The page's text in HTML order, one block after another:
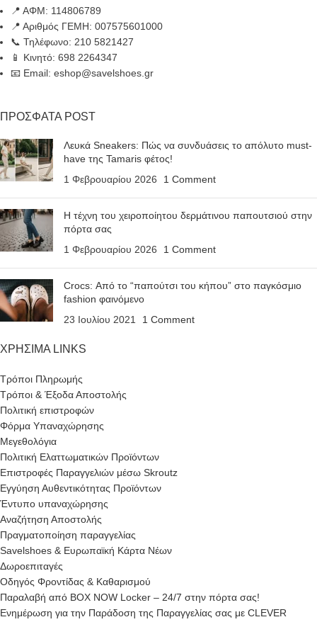
📍 ΑΦΜ: 114806789
📍 Αριθμός ΓΕΜΗ: 007575601000
📞 Τηλέφωνο: 210 5821427
📱 Κινητό: 698 2264347
📧 Email: eshop@savelshoes.gr
ΠΡΟΣΦΑΤΑ POST
Λευκά Sneakers: Πώς να συνδυάσεις το απόλυτο must-
have της Tamaris φέτος!
1 Φεβρουαρίου 2026
1 Comment
Η τέχνη του χειροποίητου δερμάτινου παπουτσιού στην
πόρτα σας
1 Φεβρουαρίου 2026
1 Comment
Crocs: Από το “παπούτσι του κήπου” στο παγκόσμιο
fashion φαινόμενο
23 Ιουλίου 2021
1 Comment
ΧΡΗΣΙΜΑ LINKS
Τρόποι Πληρωμής
Τρόποι & Έξοδα Αποστολής
Πολιτική επιστροφών
Φόρμα Υπαναχώρησης
Μεγεθολόγια
Πολιτική Ελαττωματικών Προϊόντων
Επιστροφές Παραγγελιών μέσω Skroutz
Εγγύηση Αυθεντικότητας Προϊόντων
Έντυπο υπαναχώρησης
Αναζήτηση Αποστολής
Πραγματοποίηση παραγγελίας
Savelshoes & Ευρωπαϊκή Κάρτα Νέων
Δωροεπιταγές
Οδηγός Φροντίδας & Καθαρισμού
Παραλαβή από BOX NOW Locker – 24/7 στην πόρτα σας!
Ενημέρωση για την Παράδοση της Παραγγελίας σας με CLEVER